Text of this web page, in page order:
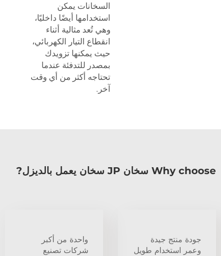
السخانات يمكن
استخدامها أيضًا داخليًا،
وهي تُعد مثالية أثناء
انقطاع التيار الكهربائي،
حيث يمكنها تزويدك
بمصدر للتدفئة عندما
تحتاجه أكثر من أي وقت
آخر.
Why choose سخان JP سخان يعمل بالديزل?
جودة منتج جيدة
وعمر استخدام طويل
واحدة من أكبر
شركات تصنيع